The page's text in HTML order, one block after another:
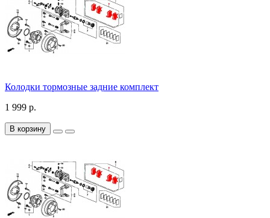
Колодки тормозные задние комплект
1 999 р.
В корзину